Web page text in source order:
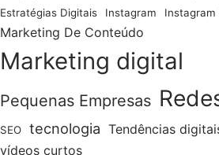
Estratégias Digitais Instagram Instagram
Marketing De Conteúdo
Marketing digital
Pequenas Empresas
SEO tecnologia Tendências
vídeos curtos